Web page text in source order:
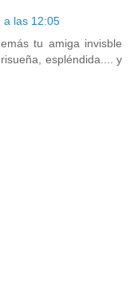
a las 12:05
tu amiga invisble
espléndida.... y